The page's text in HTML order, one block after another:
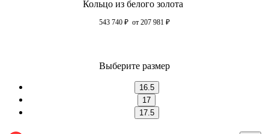
Кольцо из белого золота
543 740 ₽ от 207 981 ₽
Выберите размер
16.5
17
17.5